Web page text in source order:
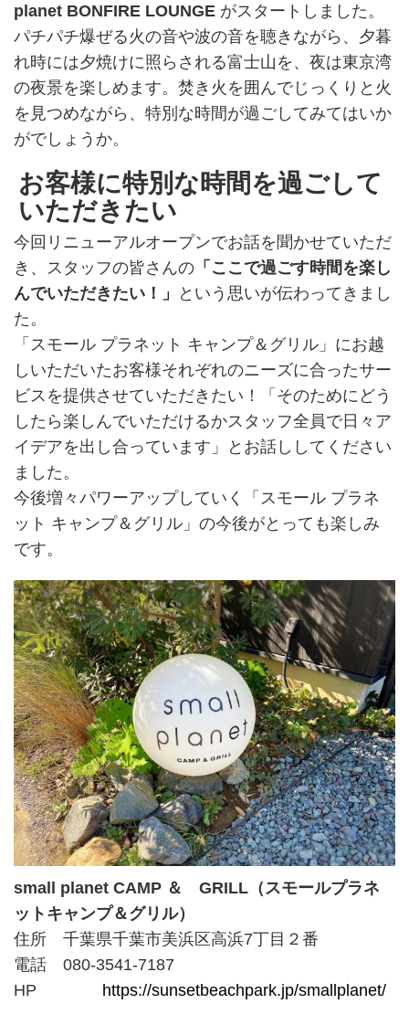
planet BONFIRE LOUNGE がスタートしました。
パチパチ爆ぜる火の音や波の音を聴きながら、夕暮
れ時には夕焼けに照らされる富士山を、夜は東京湾
の夜景を楽しめます。焚き火を囲んでじっくりと火
を見つめながら、特別な時間が過ごしてみてはいか
がでしょうか。
お客様に特別な時間を過ごして
いただきたい
今回リニューアルオープンでお話を聞かせていただ
き、スタッフの皆さんの 「ここで過ごす時間を楽し
んでいただきたい！」
という思いが伝わってきまし
た。
「スモール プラネット キャンプ＆グリル」にお越
しいただいたお客様それぞれのニーズに合ったサー
ビスを提供させていただきたい！「そのためにどう
したら楽しんでいただけるかスタッフ全員で日々ア
イデアを出し合っています」とお話ししてください
ました。
今後増々パワーアップしていく「スモール プラネ
ット キャンプ＆グリル」の今後がとっても楽しみ
です。
small planet CAMP ＆ GRILL（スモールプラネ
ットキャンプ＆グリル）
住所 千葉県千葉市美浜区高浜7丁目２番
電話 080-3541-7187
HP https://sunsetbeachpark.jp/smallplanet/